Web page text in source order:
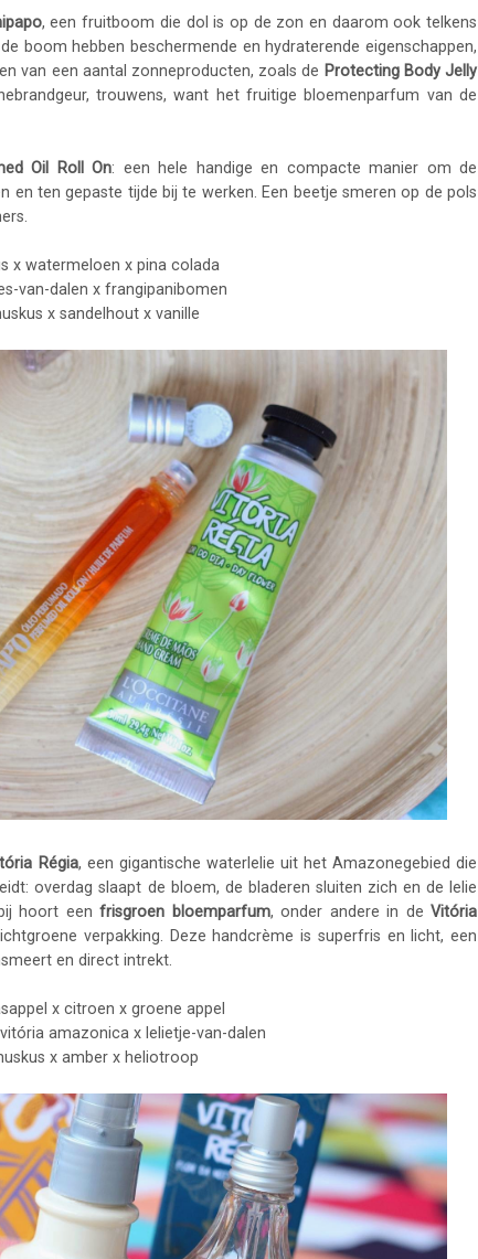
, een fruitboom die dol is op de zon en daarom ook telkens
boom hebben beschermende en hydraterende eigenschappen,
van een aantal zonneproducten, zoals de Protecting Body Jelly
trouwens, want het fruitige bloemenparfum van de
Oil Roll On: een hele handige en compacte manier om de
en ten gepaste tijde bij te werken. Een beetje smeren op de pols
x watermeloen x pina colada
van-dalen x frangipanibomen
x sandelhout x vanille
Régia, een gigantische waterlelie uit het Amazonegebied die
overdag slaapt de bloem, de bladeren sluiten zich en de lelie
hoort eenfrisgroen bloemparfum, onder andere in deVitória
verpakking. Deze handcrème is superfris en licht, een
en direct intrekt.
x citroen x groene appel
amazonica x lelietje-van-dalen
x amber x heliotroop